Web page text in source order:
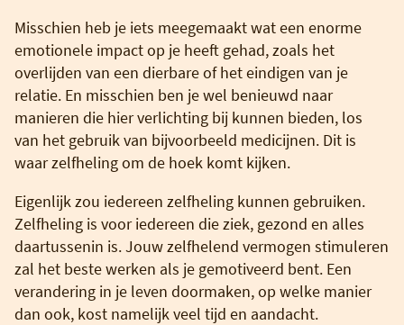
Misschien heb je iets meegemaakt wat een enorme
emotionele impact op je heeft gehad, zoals het
overlijden van een dierbare of het eindigen van je
relatie. En misschien ben je wel benieuwd naar
manieren die hier verlichting bij kunnen bieden, los
van het gebruik van bijvoorbeeld medicijnen. Dit is
waar zelfheling om de hoek komt kijken.
Eigenlijk zou iedereen zelfheling kunnen gebruiken.
Zelfheling is voor iedereen die ziek, gezond en alles
daartussenin is. Jouw zelfhelend vermogen stimuleren
zal het beste werken als je gemotiveerd bent. Een
verandering in je leven doormaken, op welke manier
dan ook, kost namelijk veel tijd en aandacht.